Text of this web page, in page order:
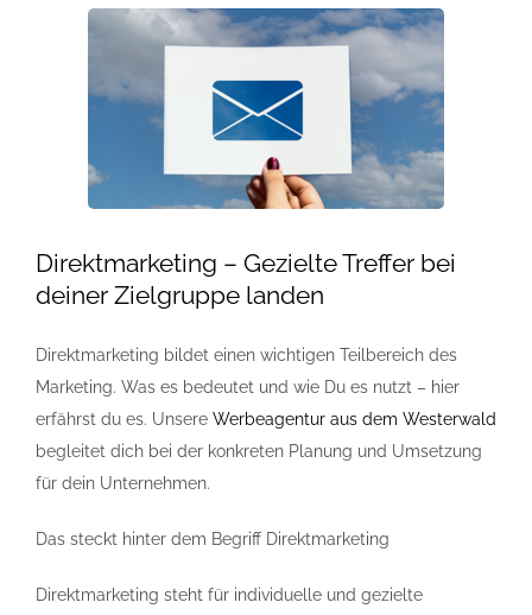
Kontakt
Direktmarketing – Gezielte Treffer bei
deiner Zielgruppe landen
Direktmarketing bildet einen wichtigen Teilbereich des
Marketing. Was es bedeutet und wie Du es nutzt – hier
erfährst du es. Unsere Werbeagentur aus dem Westerwald
begleitet dich bei der konkreten Planung und Umsetzung
für dein Unternehmen.
Das steckt hinter dem Begriff Direktmarketing
Direktmarketing steht für individuelle und gezielte